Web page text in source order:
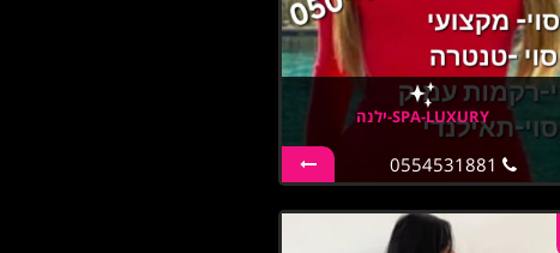
SPA-LUXURY-ילנה
0554531881